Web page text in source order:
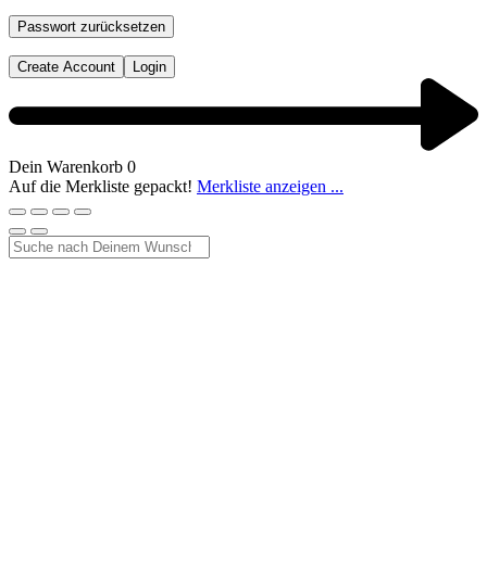
Passwort zurücksetzen
Create Account Login
Dein Warenkorb 0
Auf die Merkliste gepackt! Merkliste anzeigen ...